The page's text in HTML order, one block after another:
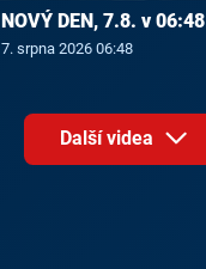
NOVÝ DEN, 7.8. v 06:48
7. srpna 2026 06:48
Další videa